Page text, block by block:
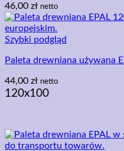
46,00 zł netto
Szybki podgląd
Paleta drewniana używana
44,00 zł netto
120x100